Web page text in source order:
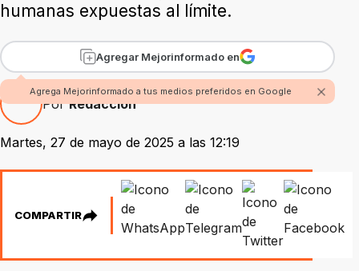
humanas expuestas al límite.
Agregar Mejorinformado en
Agrega Mejorinformado a tus medios preferidos en Google
PorRedacción
Martes, 27 de mayo de 2025 a las 12:19
COMPARTIR